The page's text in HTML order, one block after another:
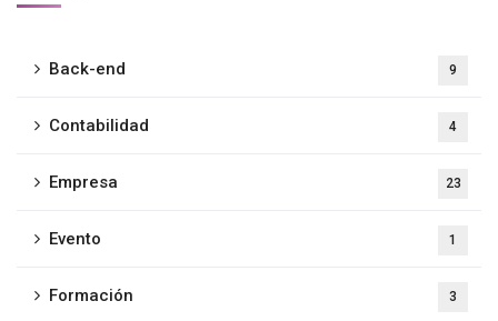
Back-end 9
Contabilidad 4
Empresa 23
Evento 1
Formación 3